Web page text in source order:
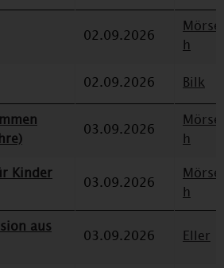
02.09.2026
h
02.09.2026
Bilk
03.09.2026
h
Kinder
03.09.2026
h
aus
03.09.2026 Eller